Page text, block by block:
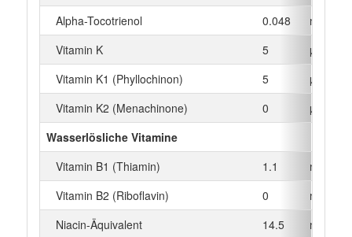
Alpha-Tocotrienol
0.048
mg
Vitamin K
5
µg
Vitamin K1 (Phyllochinon)
5
µg
Vitamin K2 (Menachinone)
0
µg
Wasserlösliche Vitamine
Vitamin B1 (Thiamin)
1.1
mg
Vitamin B2 (Riboflavin)
0
mg
Niacin-Äquivalent
14.5
mg